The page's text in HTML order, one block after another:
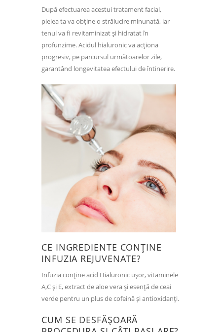
După efectuarea acestui tratament facial,
pielea ta va obține o strălucire minunată, iar
tenul va fi revitaminizat și hidratat în
profunzime. Acidul hialuronic va acționa
progresiv, pe parcursul următoarelor zile,
garantând longevitatea efectului de întinerire.
CE INGREDIENTE CONȚINE
INFUZIA REJUVENATE?
Infuzia conține acid Hialuronic ușor, vitaminele
A,C și E, extract de aloe vera și esență de ceai
verde pentru un plus de cofeină și antioxidanți.
CUM SE DESFĂȘOARĂ